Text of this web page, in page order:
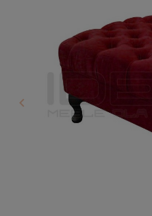
Poprzedni
keyboard_arrow_left